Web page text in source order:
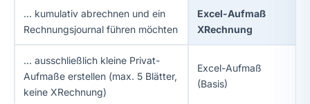
… kumulativ abrechnen und ein
Rechnungsjournal führen möchten
Excel-Aufmaß
XRechnung
… ausschließlich kleine Privat-
Aufmaße erstellen (max. 5 Blätter,
keine XRechnung)
Excel-Aufmaß
(Basis)